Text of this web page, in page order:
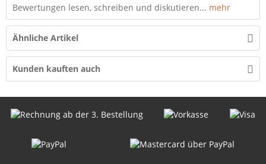
Bewertungen lesen, schreiben und diskutieren... mehr
Ähnliche Artikel
Kunden kauften auch